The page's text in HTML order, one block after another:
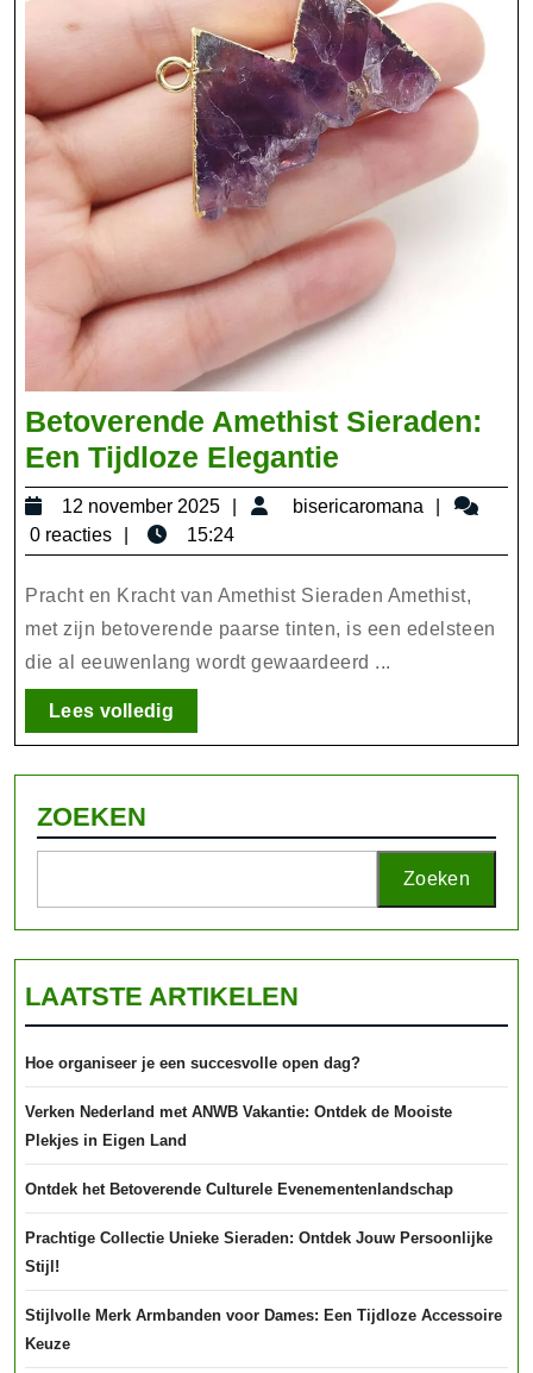
Betoverende Amethist Sieraden:
Een Tijdloze Elegantie
Amethist
Sieraden:
Een
Tijdloze
Elegantie
12 november 2025
12
2025
bisericaromana
0 reacties
15:24
Pracht en Kracht van Amethist Sieraden Amethist,
met zijn betoverende paarse tinten, is een edelsteen
die al eeuwenlang wordt gewaardeerd ...
Lees volledigLees
volledig
ZOEKEN
Zoeken
LAATSTE ARTIKELEN
Hoe organiseer je een succesvolle open dag?
Verken Nederland met ANWB Vakantie: Ontdek de Mooiste
Plekjes in Eigen Land
Ontdek het Betoverende Culturele Evenementenlandschap
Prachtige Collectie Unieke Sieraden: Ontdek Jouw Persoonlijke
Stijl!
Stijlvolle Merk Armbanden voor Dames: Een Tijdloze Accessoire
Keuze